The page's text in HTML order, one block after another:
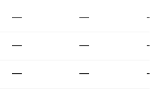
— — —
— — —
— — —